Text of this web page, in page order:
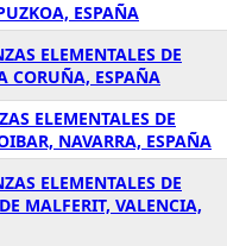
ESPAÑA
ELEMENTALES DE
CORUÑA, ESPAÑA
ELEMENTALES DE
NAVARRA, ESPAÑA
ELEMENTALES DE
MALFERIT, VALENCIA,